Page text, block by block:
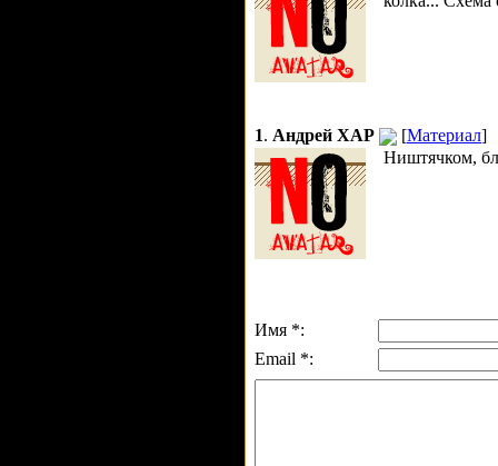
1. Андрей ХАР [Материал]
Ништячком,
Имя *:
Email *: